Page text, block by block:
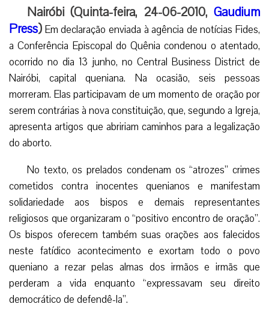
Nairóbi (Quinta-feira, 24-06-2010, Gaudium
Press) Em declaração enviada à agência de notícias Fides,
a Conferência Episcopal do Quênia condenou o atentado,
ocorrido no dia 13 junho, no Central Business District de
Nairóbi, capital queniana. Na ocasião, seis pessoas
morreram. Elas participavam de um momento de oração por
serem contrárias à nova constituição, que, segundo a Igreja,
apresenta artigos que abririam caminhos para a legalização
do aborto.
No texto, os prelados condenam os “atrozes” crimes
cometidos contra inocentes quenianos e manifestam
solidariedade aos bispos e demais representantes
religiosos que organizaram o “positivo encontro de oração”.
Os bispos oferecem também suas orações aos falecidos
neste fatídico acontecimento e exortam todo o povo
queniano a rezar pelas almas dos irmãos e irmãs que
perderam a vida enquanto “expressavam seu direito
democrático de defendê-la”.